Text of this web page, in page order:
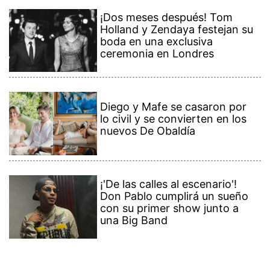
¡Dos meses después! Tom
Holland y Zendaya festejan su
boda en una exclusiva
ceremonia en Londres
Diego y Mafe se casaron por
lo civil y se convierten en los
nuevos De Obaldía
¡'De las calles al escenario'!
Don Pablo cumplirá un sueño
con su primer show junto a
una Big Band